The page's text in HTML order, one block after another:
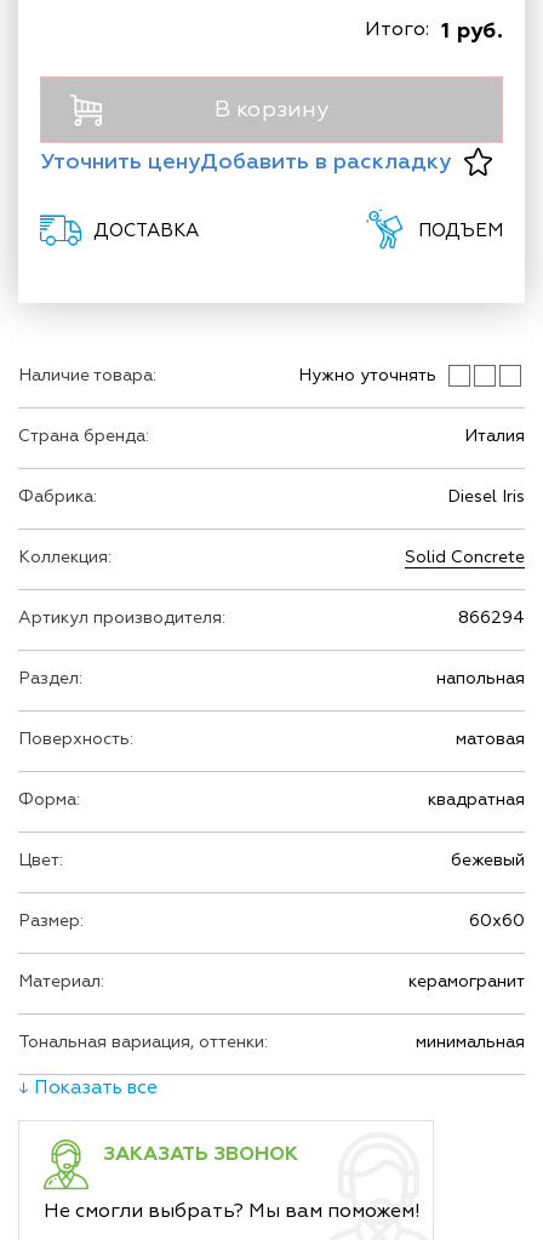
Наличие товара: Нужно уточнять
Страна бренда: Италия
Фабрика: Diesel Iris
Коллекция: Solid Concrete
Артикул производителя: 866294
Раздел: напольная
Поверхность: матовая
Форма: квадратная
Цвет: бежевый
Размер: 60х60
Материал: керамогранит
Тональная вариация, оттенки: минимальная
↓ Показать все
ЗАКАЗАТЬ ЗВОНОК
Не смогли выбрать? Мы вам поможем!
1 руб.
Итого:
В корзину
Уточнить ценуДобавить в раскладку
ДОСТАВКА ПОДЪЕМ